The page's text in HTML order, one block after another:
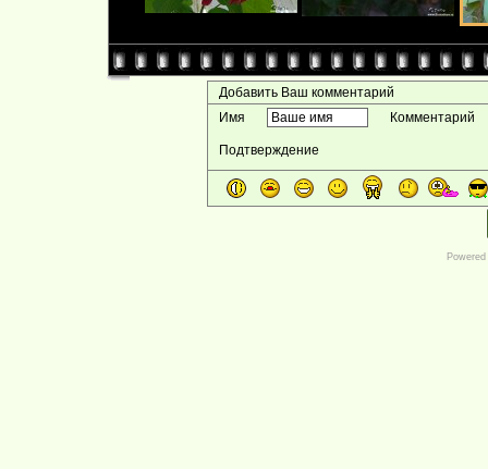
Добавить Ваш комментарий
Имя
Комментарий
Подтверждение